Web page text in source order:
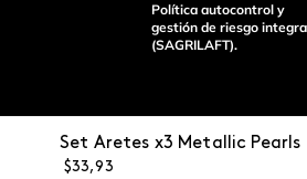
Set Aretes x3 Metallic Pearls
$33,93
Política autocontrol y
gestión de riesgo
(SAGRILAFT).
Pagos 100%